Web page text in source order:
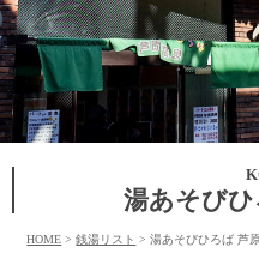
湯あそび
HOME >銭湯リスト >湯あそびひろば 芦